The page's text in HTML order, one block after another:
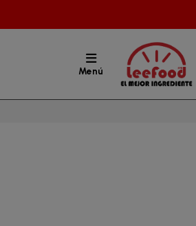
Menú